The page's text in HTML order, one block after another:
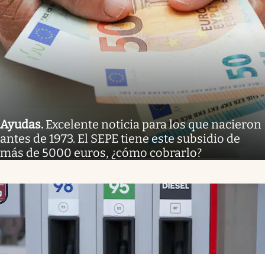
Ayudas. Excelente noticia para los que nacieron
antes de 1973. El SEPE tiene este subsidio de
más de 5000 euros, ¿cómo cobrarlo?